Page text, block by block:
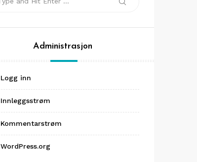
Search
Administrasjon
Logg inn
Innleggsstrøm
Kommentarstrøm
WordPress.org